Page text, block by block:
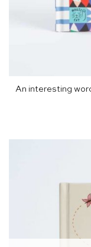
An interesting